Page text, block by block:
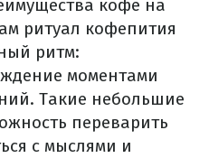
кофе на
ритуал кофепития
ритм:
моментами
Такие небольшие
переварить
с мыслями и